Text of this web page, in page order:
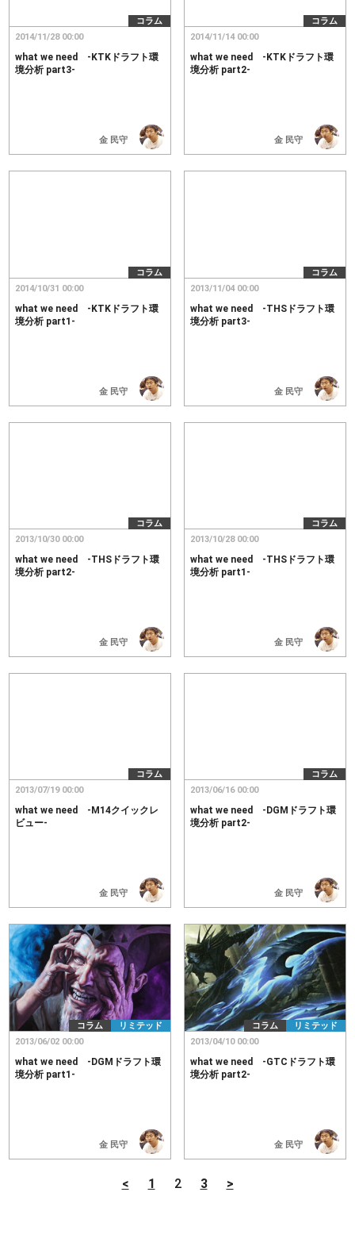
コラム
金 民守
what we need -KTKドラフト環
境分析 part3-
2014/11/28 00:00
コラム
金 民守
what we need -KTKドラフト環
境分析 part2-
2014/11/14 00:00
コラム
金 民守
what we need -KTKドラフト環
境分析 part1-
2014/10/31 00:00
コラム
金 民守
what we need -THSドラフト環
境分析 part3-
2013/11/04 00:00
コラム
金 民守
what we need -THSドラフト環
境分析 part2-
2013/10/30 00:00
コラム
金 民守
what we need -THSドラフト環
境分析 part1-
2013/10/28 00:00
コラム
金 民守
what we need -M14クイックレ
ビュー-
2013/07/19 00:00
コラム
金 民守
what we need -DGMドラフト環
境分析 part2-
2013/06/16 00:00
コラム リミテッド
金 民守
what we need -DGMドラフト環
境分析 part1-
2013/06/02 00:00
コラム リミテッド
金 民守
what we need -GTCドラフト環
境分析 part2-
2013/04/10 00:00
< 1 2 3 >